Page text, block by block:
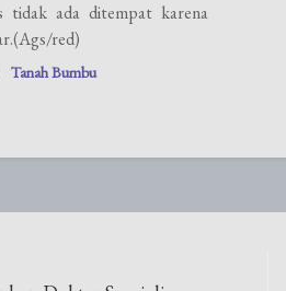
tidak ada ditempat karena
red)
Tanah Bumbu